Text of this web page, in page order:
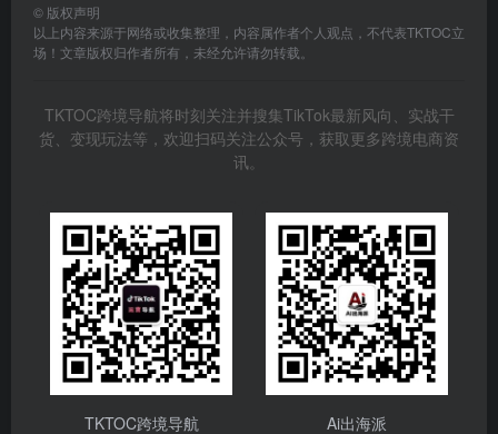
© 版权声明
以上内容来源于网络或收集整理，内容属作者个人观点，不代表TKTOC立
场！文章版权归作者所有，未经允许请勿转载。
TKTOC跨境导航将时刻关注并搜集TikTok最新风向、实战干
货、变现玩法等，欢迎扫码关注公众号，获取更多跨境电商资
讯。
TKTOC跨境导航 Ai出海派